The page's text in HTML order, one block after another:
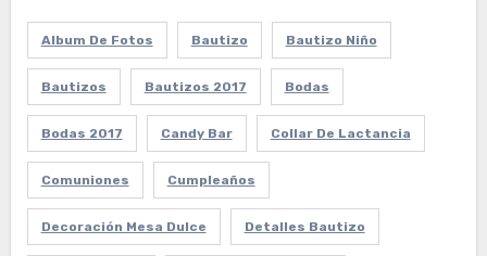
Album De Fotos Bautizo Bautizo Niño
Bautizos Bautizos 2017 Bodas
Bodas 2017 Candy Bar Collar De Lactancia
Comuniones Cumpleaños
Decoración Mesa Dulce Detalles Bautizo